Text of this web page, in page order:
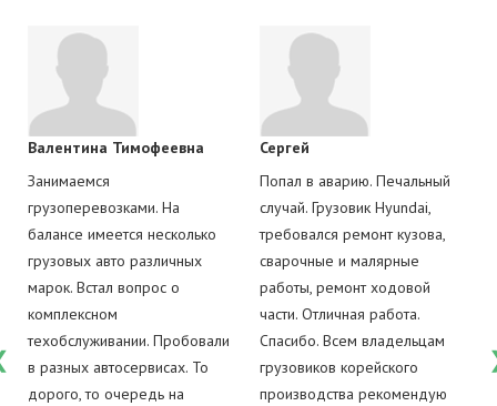
подтеки гидравлики, неправильное выдвигание или
вибрацию - требуется быстрый ремонт аутригеров.
Валентина Тимофеевна
Занимаемся
грузоперевозками. На
балансе имеется несколько
грузовых авто различных
марок. Встал вопрос о
комплексном
техобслуживании. Пробовали
в разных автосервисах. То
дорого, то очередь на
Сергей
Попал в аварию. Печальный
случай. Грузовик Hyundai,
требовался ремонт кузова,
сварочные и малярные
работы, ремонт ходовой
части. Отличная работа.
Спасибо. Всем владельцам
грузовиков корейского
производства рекомендую